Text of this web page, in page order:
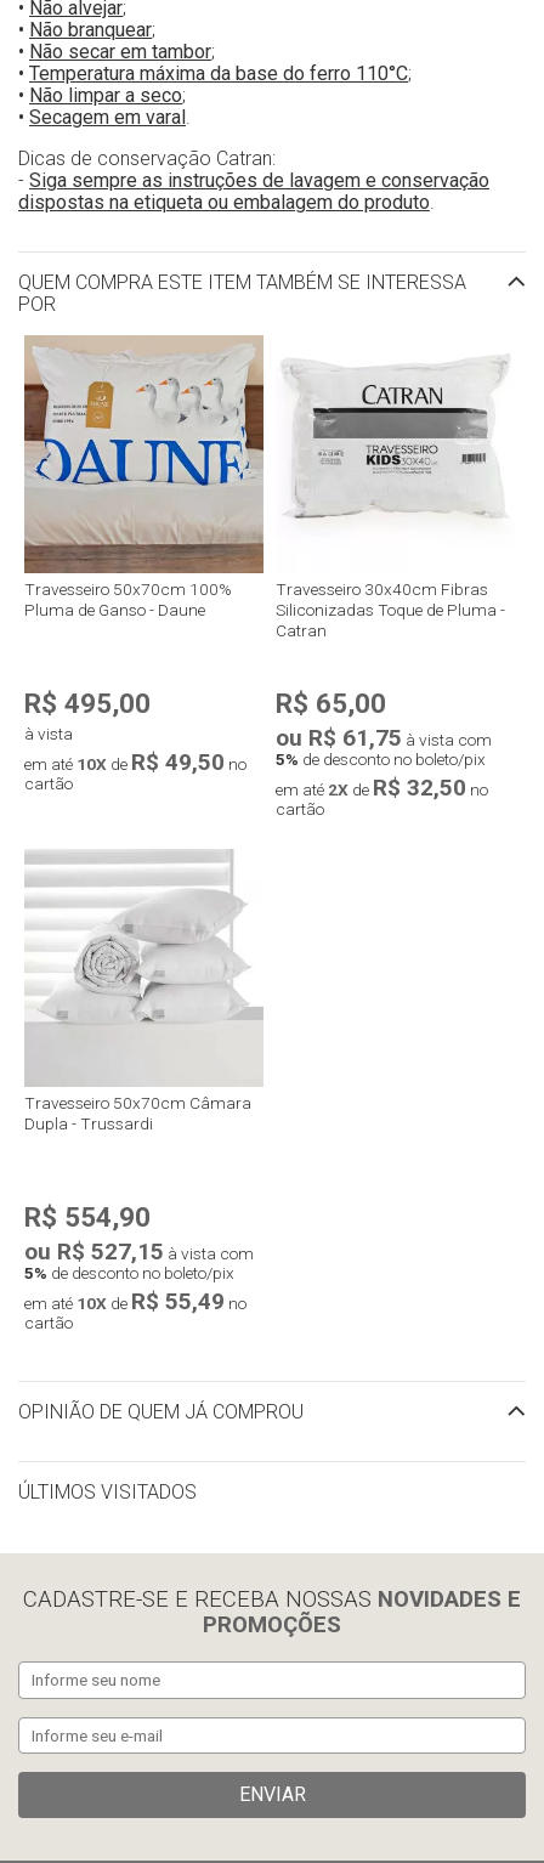
• Não alvejar;
• Não branquear;
• Não secar em tambor;
• Temperatura máxima da base do ferro 110°C;
• Não limpar a seco;
• Secagem em varal
Dicas de conservação Catran:
- Siga sempre as instruções de lavagem e conservação
dispostas na etiqueta ou embalagem do produto
QUEM COMPRA ESTE ITEM TAMBÉM SE INTERESSA
POR
Travesseiro 50x70cm 100%
Pluma de Ganso - Daune
R$ 495,00
à vista
em até 10X de R$ 49,50 no
cartão
Travesseiro 30x40cm Fibras
Siliconizadas Toque de Pluma -
Catran
R$ 65,00
ou R$ 61,75 à vista com
5% de desconto no boleto/pix
em até 2X de R$ 32,50 no
cartão
Travesseiro 50x70cm Câmara
Dupla - Trussardi
R$ 554,90
ou R$ 527,15 à vista com
5% de desconto no boleto/pix
em até 10X de R$ 55,49 no
cartão
OPINIÃO DE QUEM JÁ COMPROU
ÚLTIMOS VISITADOS
CADASTRE-SE E RECEBA NOSSAS NOVIDADES E
PROMOÇÕES
ENVIAR